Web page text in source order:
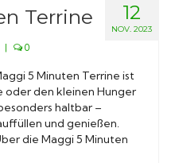
12
NOV. 2023
Terrine
| 0
5 Minuten Terrine ist
den kleinen Hunger
haltbar –
und genießen.
die Maggi 5 Minuten